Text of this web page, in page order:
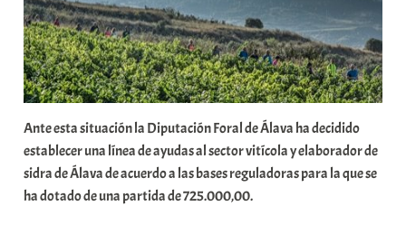
Ante esta situación la Diputación Foral de Álava ha decidido
establecer una línea de ayudas al sector vitícola y elaborador de
sidra de Álava de acuerdo a las bases reguladoras para la que se
ha dotado de una partida de 725.000,00.